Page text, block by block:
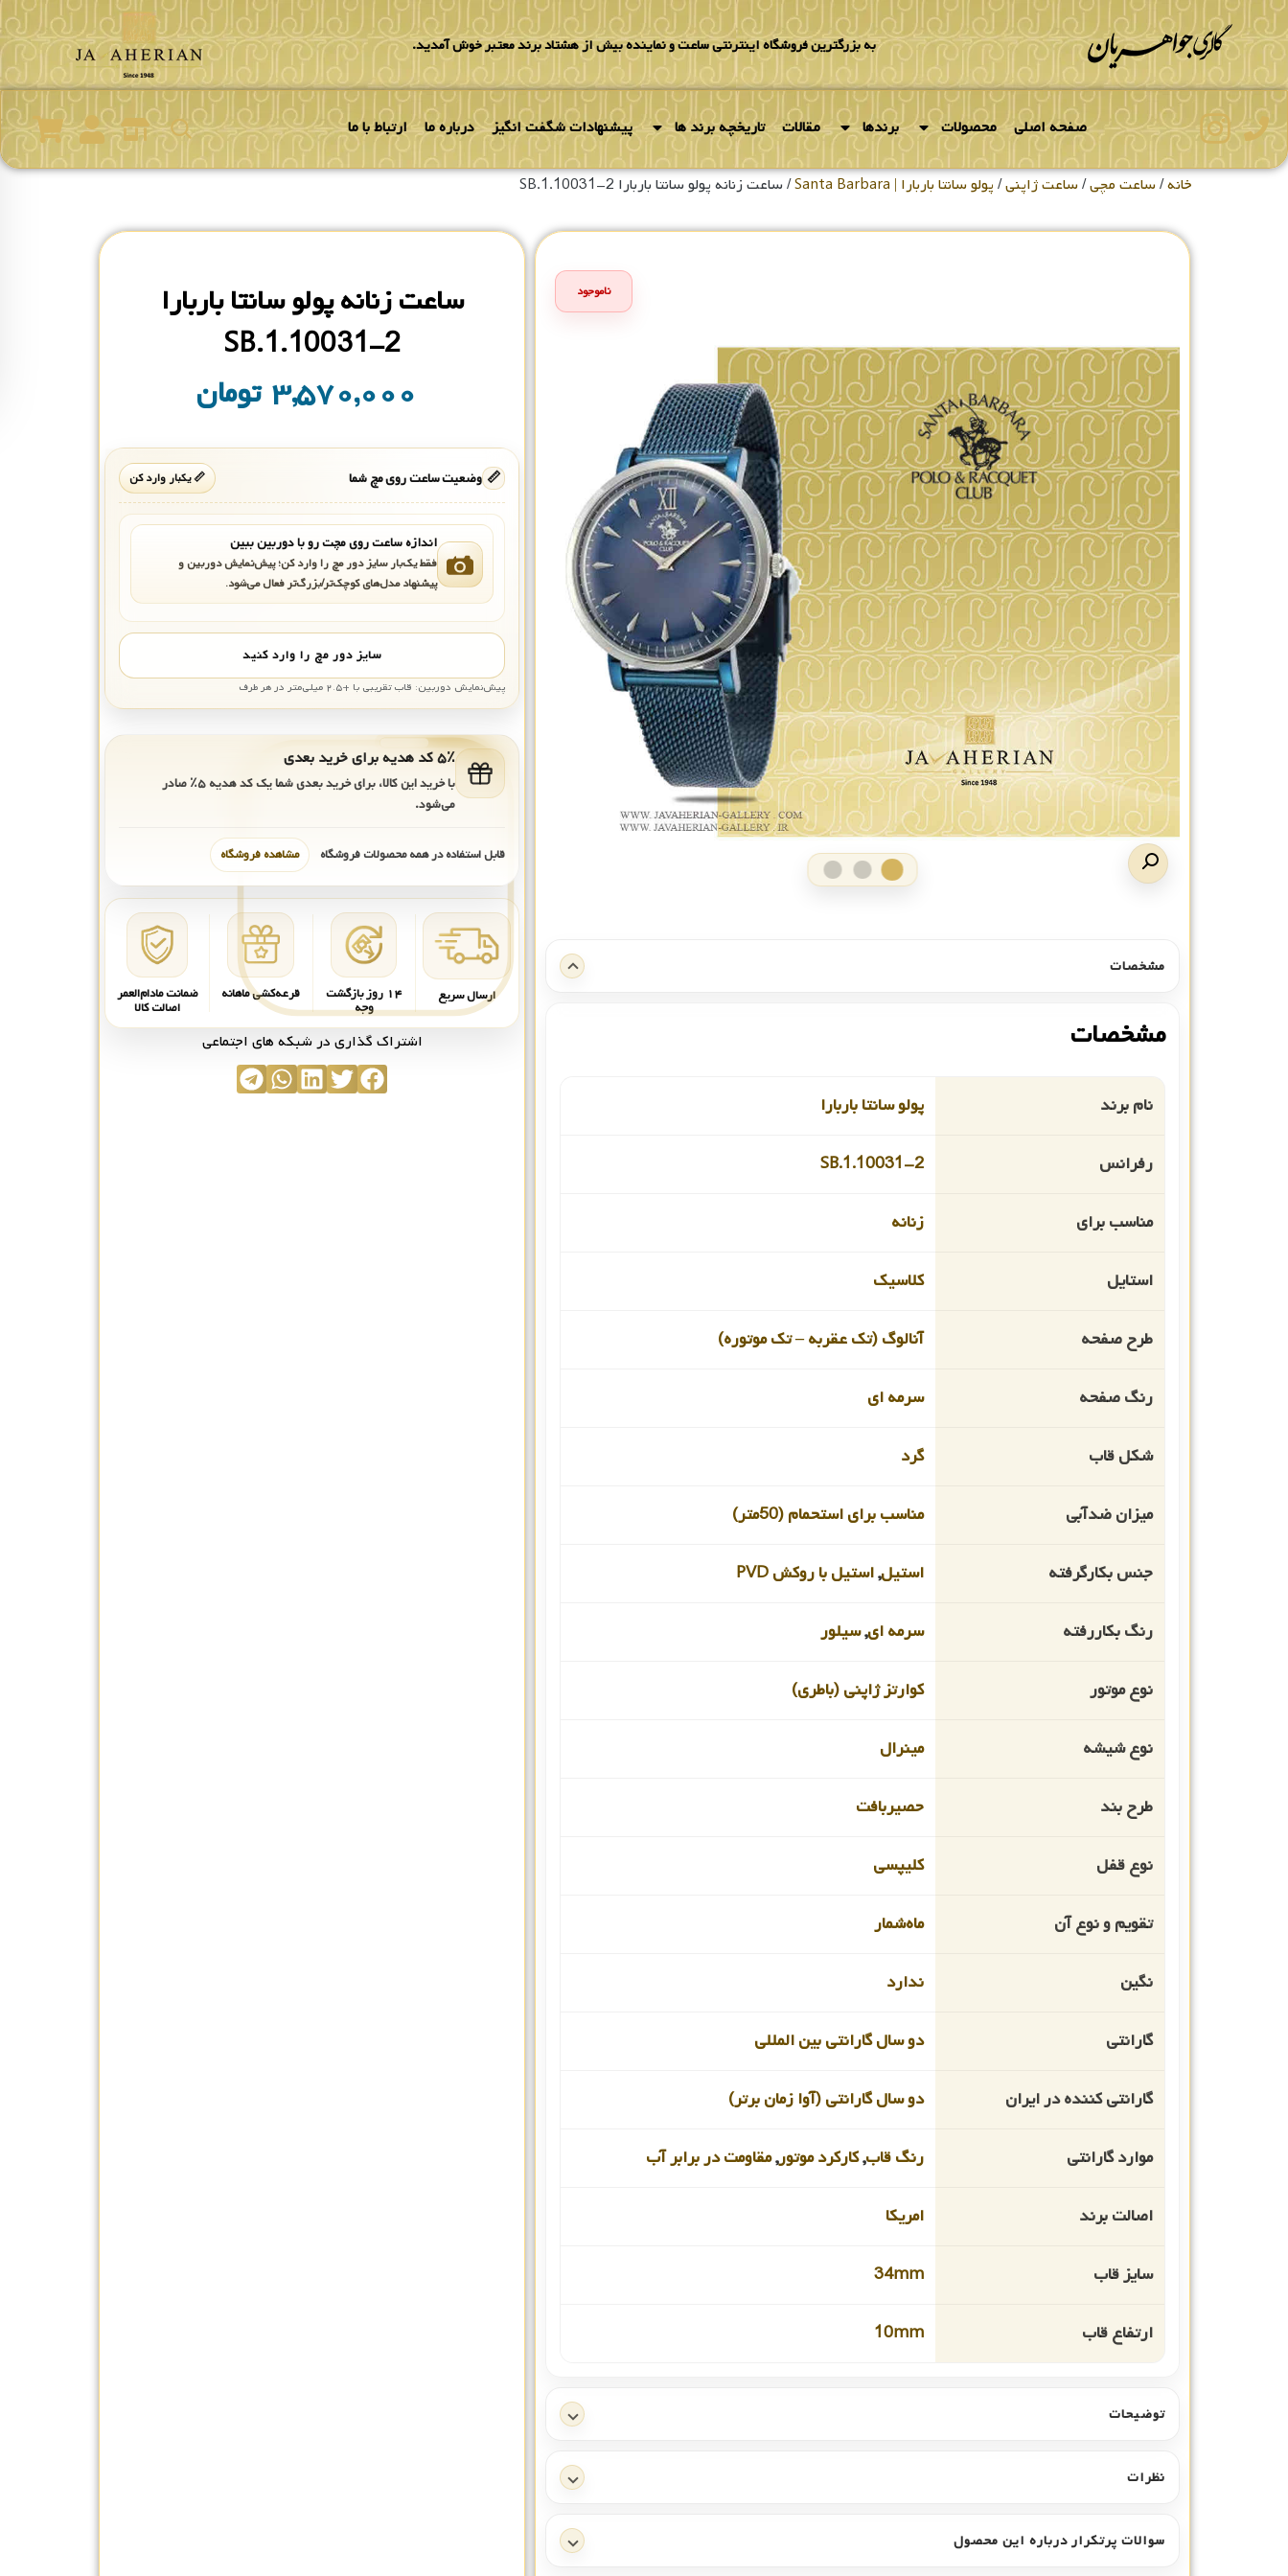
به بزرگترین فروشگاه اینترنتی ساعت و نماینده بیش از هشتاد برند معتبر خوش آمدید.
صفحه اصلی محصولات برندها مقالات تاریخچه برند ها پیشنهادات شگفت انگیز درباره ما ارتباط با ما
خانه/ساعت مچی/ساعت ژاپنی/ پولو سانتا باربارا | Santa Barbara / ساعت زنانه پولو سانتا باربارا SB.1.10031-2
ناموجود
مشخصات
مشخصات
نام برند پولو سانتا باربارا
رفرانس SB.1.10031-2
مناسب برای زنانه
استایل کلاسیک
طرح صفحه آنالوگ (تک عقربه – تک موتوره)
رنگ صفحه سرمه ای
شکل قاب گرد
میزان ضدآبی مناسب برای استحمام (50متر)
جنس بکارگرفته استیل,استیل با روکش PVD
رنگ بکاررفته سرمه ای,سیلور
نوع موتور کوارتز ژاپنی (باطری)
نوع شیشه مینرال
طرح بند حصیربافت
نوع قفل کلیپسی
تقویم و نوع آن ماه‌شمار
نگین ندارد
گارانتی دو سال گارانتی بین المللی
گارانتی کننده در ایران دو سال گارانتی (آوا زمان برتر)
موارد گارانتی رنگ قاب,کارکرد موتور,مقاومت در برابر آب
اصالت برند امریکا
سایز قاب 34mm
ارتفاع قاب 10mm
توضیحات
نظرات
سوالات پرتکرار درباره این محصول
ساعت زنانه پولو سانتا باربارا
SB.1.10031-2
۳,۵۷۰,۰۰۰ تومان
📏 وضعیت ساعت روی مچ شما 📏 یکبار وارد کن
اندازه ساعت روی مچت رو با دوربین ببین
فقط یک‌بار سایز دور مچ را وارد کن؛ پیش‌نمایش دوربین و
پیشنهاد مدل‌های کوچک‌تر/بزرگ‌تر فعال می‌شود.
سایز دور مچ را وارد کنید
پیش‌نمایش دوربین: قاب تقریبی با +۲.۵ میلی‌متر در هر طرف
۵٪ کد هدیه برای خرید بعدی
با خرید این کالا، برای خرید بعدی شما یک کد هدیه۵٪ صادر
می‌شود.
قابل استفاده در همه محصولات فروشگاه مشاهده فروشگاه
ارسال سریع ۱۴ روز بازگشت
وجه
قرعه‌کشی ماهانه ضمانت مادام‌العمر
اصالت کالا
اشتراک گذاری در شبکه های اجتماعی